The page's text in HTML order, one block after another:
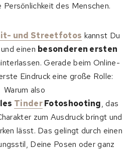
Persönlichkeit des Menschen.
und Streetfotos kannst Du
einen besonderen ersten
Gerade beim Online-
Eindruck eine große Rolle:
Warum also
TinderFotoshooting, das
zum Ausdruck bringt und
lässt. Das gelingt durch einen
Deine Posen oder ganz